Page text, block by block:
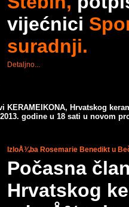
vijećnici
suradnji.
Detaljno...
KERAMEIKONA, Hrvatskog
godine u 18 sati u novom
IzloÅ¾ba Rosemarie Benedikt u
Počasna
Hrvatskog